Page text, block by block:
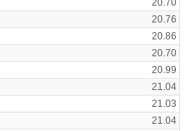
20.70
20.76
20.86
20.70
20.99
21.04
21.03
21.04